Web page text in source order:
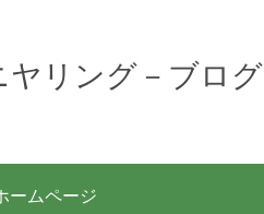
ヤリング－ブログ
ームページ